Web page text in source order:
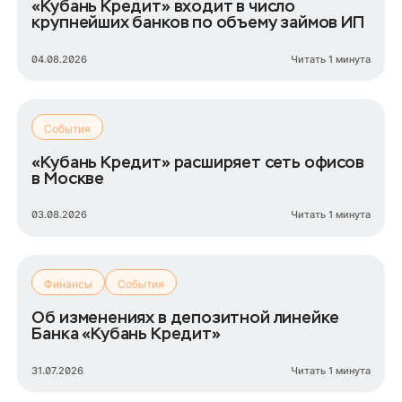
«Кубань Кредит» входит в число
крупнейших банков по объему займов ИП
04.08.2026 Читать 1 минута
События
«Кубань Кредит» расширяет сеть офисов
в Москве
03.08.2026 Читать 1 минута
Финансы События
Об изменениях в депозитной линейке
Банка «Кубань Кредит»
31.07.2026 Читать 1 минута